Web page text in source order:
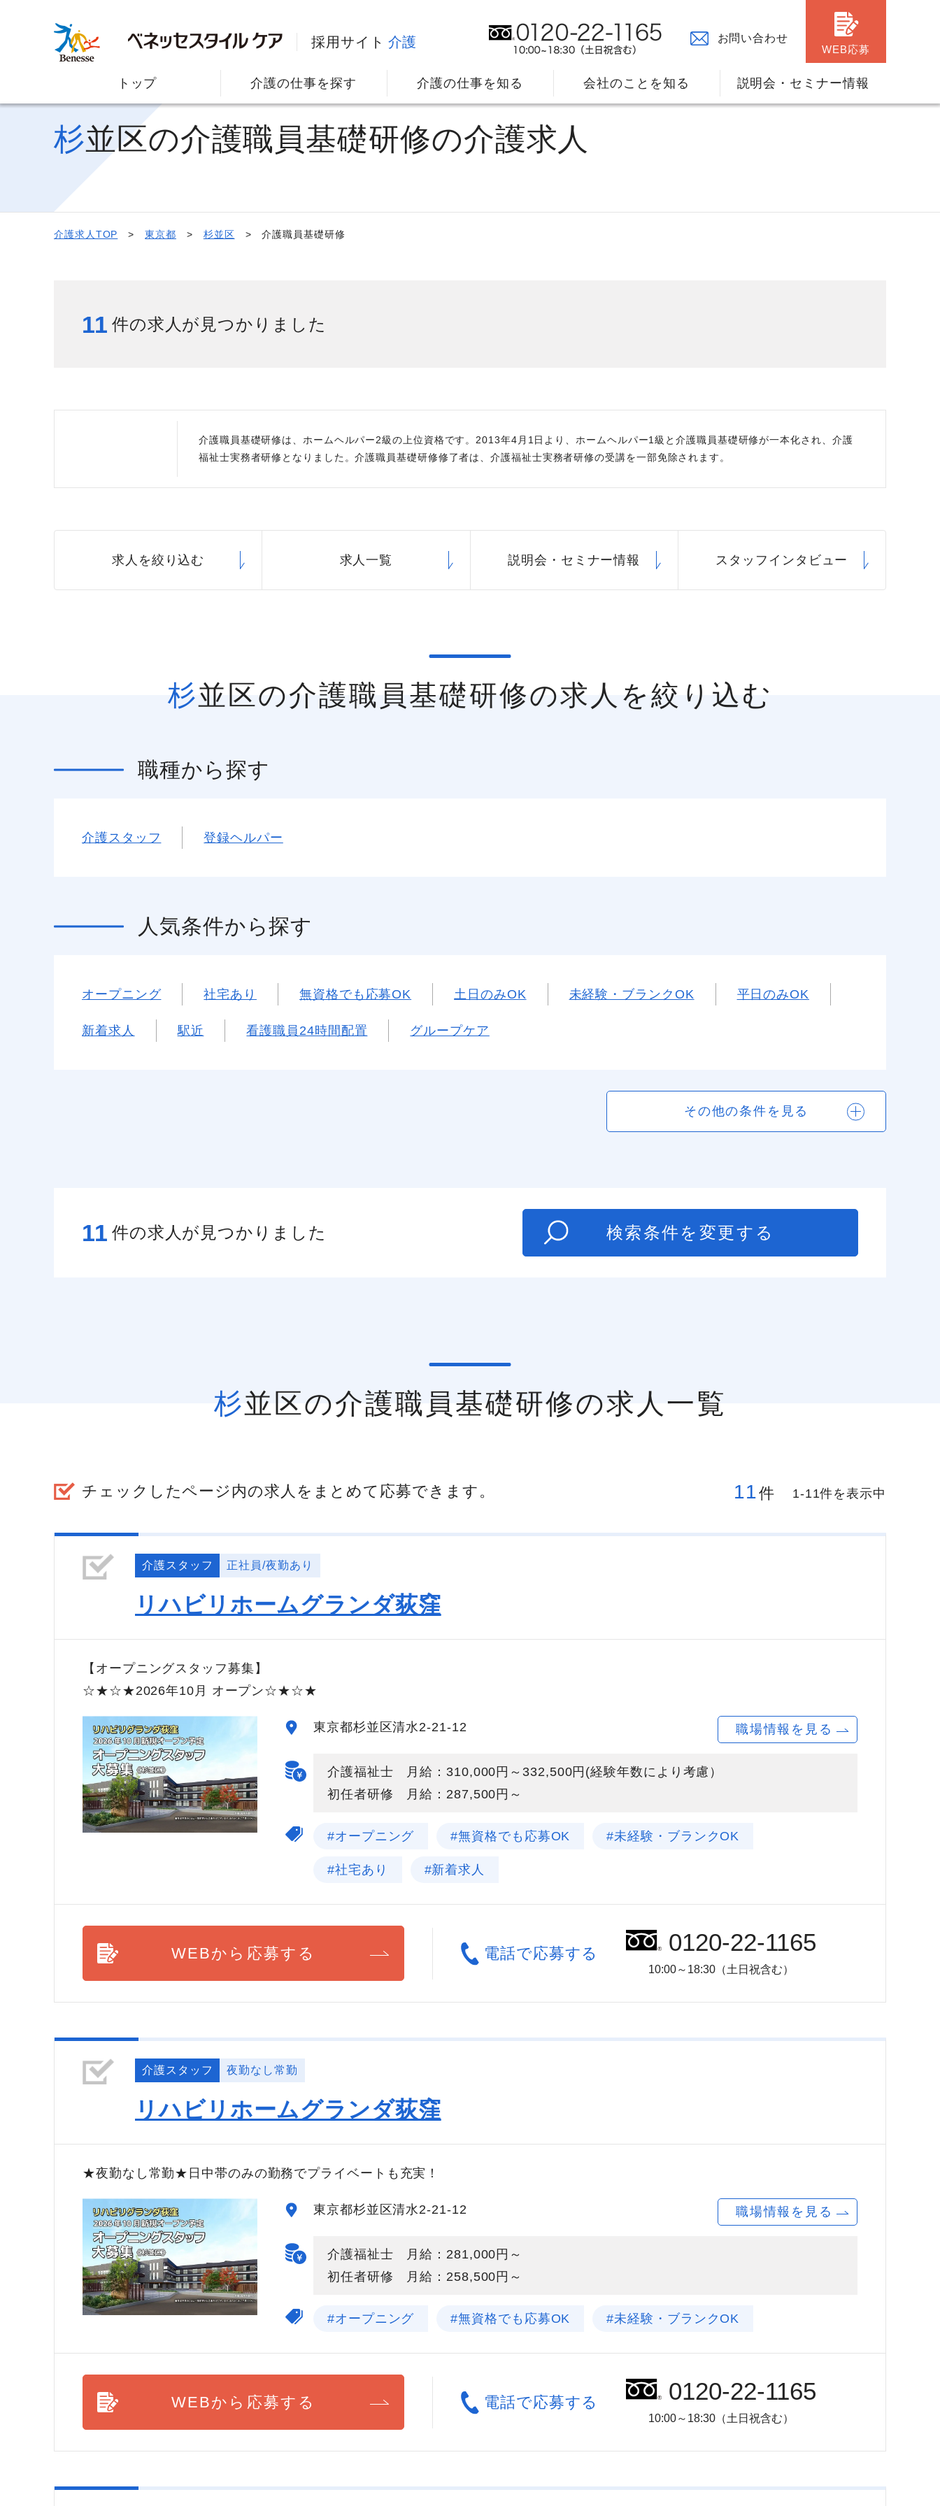
採用サイト 介護
お問い合わせ
WEB応募
トップ 介護の仕事を探す 介護の仕事を知る
給与制度 資格取得サポート制度 福利厚生
会社のことを知る
スタッフインタビュー 社員主役のプロジェクト 職場データ
説明会・セミナー情報
杉並区の介護職員基礎研修の介護求人
介護求人TOP 東京都 杉並区 介護職員基礎研修
11 件の求人が見つかりました
介護職員基礎研修は、ホームヘルパー2級の上位資格です。2013年4月1日より、ホームヘルパー1級と介護職員基礎研修が一本化され、介護
福祉士実務者研修となりました。介護職員基礎研修修了者は、介護福祉士実務者研修の受講を一部免除されます。
求人を絞り込む 求人一覧 説明会・ セミナー情報 スタッフ インタビュー
杉並区の介護職員基礎研修の求人を絞り込む
職種から探す
介護スタッフ 登録ヘルパー
人気条件から探す
オープニング 社宅あり 無資格でも応募OK 土日のみOK 未経験・ブランクOK 平日のみOK
新着求人 駅近 看護職員24時間配置 グループケア
その他の条件を見る
11 件の求人が見つかりました 検索条件を変更する
杉並区の介護職員基礎研修の求人一覧
チェックしたページ内の求人をまとめて応募できます。 11件 1-11件を表示中
介護スタッフ 正社員/夜勤あり
リハビリホームグランダ荻窪
【オープニングスタッフ募集】
☆★☆★2026年10月 オープン☆★☆★
東京都杉並区清水2-21-12 職場情報を見る
介護福祉士 月給：310,000円～332,500円(経験年数により考慮）
初任者研修 月給：287,500円～
#オープニング #無資格でも応募OK #未経験・ブランクOK
#社宅あり #新着求人
WEBから応募する 電話で応募する 0120-22-1165
10:00～18:30（土日祝含む）
介護スタッフ 夜勤なし常勤
リハビリホームグランダ荻窪
★夜勤なし常勤★日中帯のみの勤務でプライベートも充実！
東京都杉並区清水2-21-12 職場情報を見る
介護福祉士 月給：281,000円～
初任者研修 月給：258,500円～
#オープニング #無資格でも応募OK #未経験・ブランクOK
WEBから応募する 電話で応募する 0120-22-1165
10:00～18:30（土日祝含む）